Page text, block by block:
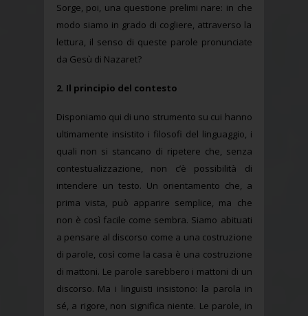
Sorge, poi, una questione prelimi nare: in che
modo siamo in grado di cogliere, attraverso la
lettura, il senso di queste parole pronunciate
da Gesù di Nazaret?
2. Il principio del contesto
Disponiamo qui di uno strumento su cui hanno
ultimamente insistito i filosofi del linguaggio, i
quali non si stancano di ripetere che, senza
contestualizzazione, non c’è possibilità di
intendere un testo. Un orientamento che, a
prima vista, può apparire semplice, ma che
non è così facile come sembra. Siamo abituati
a pensare al discorso come a una costruzione
di parole, così come la casa è una costruzione
di mattoni. Le parole sarebbero i mattoni di un
discorso. Ma i linguisti insistono: la parola in
sé, a rigore, non significa niente. Le parole, in